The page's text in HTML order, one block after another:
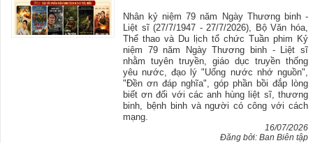
Nhân kỷ niệm 79 năm Ngày Thương binh -
Liệt sĩ (27/7/1947 - 27/7/2026), Bộ Văn hóa,
Thể thao và Du lịch tổ chức Tuần phim Kỷ
niệm 79 năm Ngày Thương binh - Liệt sĩ
nhằm tuyên truyền, giáo dục truyền thống
yêu nước, đạo lý "Uống nước nhớ nguồn",
"Đền ơn đáp nghĩa", góp phần bồi đắp lòng
biết ơn đối với các anh hùng liệt sĩ, thương
binh, bệnh binh và người có công với cách
mạng.
16/07/2026
Đăng bởi: Ban Biên tập